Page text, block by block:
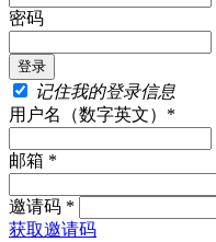
密码
记住我的登录信息
用户名（数字英文）*
邮箱 *
邀请码 *
获取邀请码